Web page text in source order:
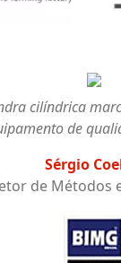
satisfeita
de
das máquinas
Por isso a